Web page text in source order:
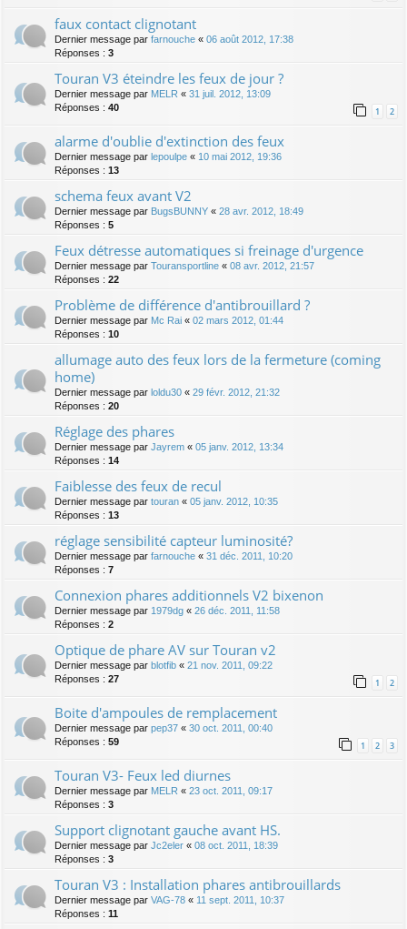
faux contact clignotant
Dernier message par farnouche « 06 août 2012, 17:38
Réponses : 3
Touran V3 éteindre les feux de jour ?
Dernier message par MELR « 31 juil. 2012, 13:09
Réponses : 40 1 2
alarme d'oublie d'extinction des feux
Dernier message par lepoulpe « 10 mai 2012, 19:36
Réponses : 13
schema feux avant V2
Dernier message par BugsBUNNY « 28 avr. 2012, 18:49
Réponses : 5
Feux détresse automatiques si freinage d'urgence
Dernier message par Touransportline « 08 avr. 2012, 21:57
Réponses : 22
Problème de différence d'antibrouillard ?
Dernier message par Mc Rai « 02 mars 2012, 01:44
Réponses : 10
allumage auto des feux lors de la fermeture (coming
home)
Dernier message par loldu30 « 29 févr. 2012, 21:32
Réponses : 20
Réglage des phares
Dernier message par Jayrem « 05 janv. 2012, 13:34
Réponses : 14
Faiblesse des feux de recul
Dernier message par touran « 05 janv. 2012, 10:35
Réponses : 13
réglage sensibilité capteur luminosité?
Dernier message par farnouche « 31 déc. 2011, 10:20
Réponses : 7
Connexion phares additionnels V2 bixenon
Dernier message par 1979dg « 26 déc. 2011, 11:58
Réponses : 2
Optique de phare AV sur Touran v2
Dernier message par blotfib « 21 nov. 2011, 09:22
Réponses : 27 1 2
Boite d'ampoules de remplacement
Dernier message par pep37 « 30 oct. 2011, 00:40
Réponses : 59 1 2 3
Touran V3- Feux led diurnes
Dernier message par MELR « 23 oct. 2011, 09:17
Réponses : 3
Support clignotant gauche avant HS.
Dernier message par Jc2eler « 08 oct. 2011, 18:39
Réponses : 3
Touran V3 : Installation phares antibrouillards
Dernier message par VAG-78 « 11 sept. 2011, 10:37
Réponses : 11